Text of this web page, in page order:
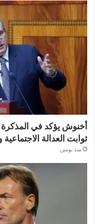
ثوابت العدالة الاجتماعية
منذ يومين